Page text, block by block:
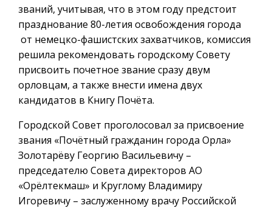
званий, учитывая, что в этом году предстоит
празднование 80-летия освобождения города
от немецко-фашистских захватчиков, комиссия
решила рекомендовать городскому Совету
присвоить почетное звание сразу двум
орловцам, а также внести имена двух
кандидатов в Книгу Почёта.
Городской Совет проголосовал за присвоение
звания «Почётный гражданин города Орла»
Золотарёву Георгию Васильевичу –
председателю Совета директоров АО
«Орёлтекмаш» и Круглому Владимиру
Игоревичу – заслуженному врачу Российской